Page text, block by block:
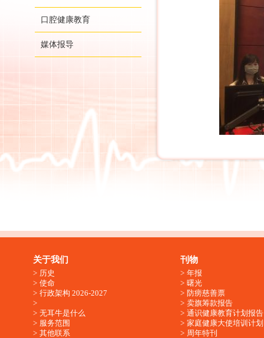
口腔健康教育
媒体报导
关于我们
历史
使命
行政架构 2026-2027
无耳牛是什么
服务范围
其他联系
刊物
年报
曙光
防痨慈善票
卖旗筹款报告
通识健康教育计划报告
家庭健康大使培训计划
周年特刊